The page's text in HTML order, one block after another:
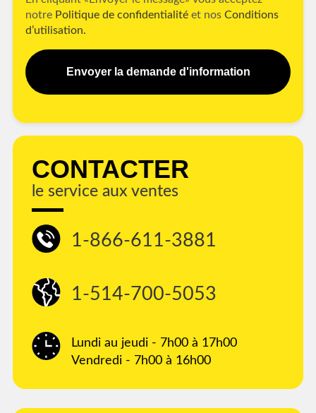
notre Politique de confidentialité et nos Conditions
d’utilisation.
Envoyer la demande d'information
CONTACTER
le service aux ventes
1-866-611-3881
1-514-700-5053
Lundi au jeudi - 7h00 à 17h00
Vendredi - 7h00 à 16h00